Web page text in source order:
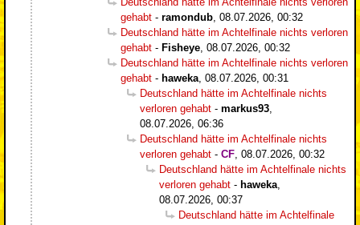
gehabt - ramondub 08.07.2026, 00:32
Deutschland hätte im Achtelfinale nichts verloren
gehabt - Fisheye 08.07.2026, 00:32
Deutschland hätte im Achtelfinale nichts verloren
gehabt - haweka 08.07.2026, 00:31
Deutschland hätte im Achtelfinale nichts
verloren gehabt - markus93
08.07.2026, 06:36
Deutschland hätte im Achtelfinale nichts
verloren gehabt - CF 08.07.2026, 00:32
Deutschland hätte im Achtelfinale nichts
verloren gehabt - haweka
08.07.2026, 00:37
Deutschland hätte im Achtelfinale